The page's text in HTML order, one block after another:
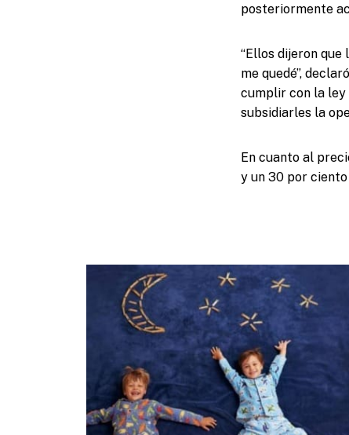
posteriormente
“Ellos dijeron
me quedé”,
cumplir con la ley
subsidiarles la
En cuanto al
y un 30 por